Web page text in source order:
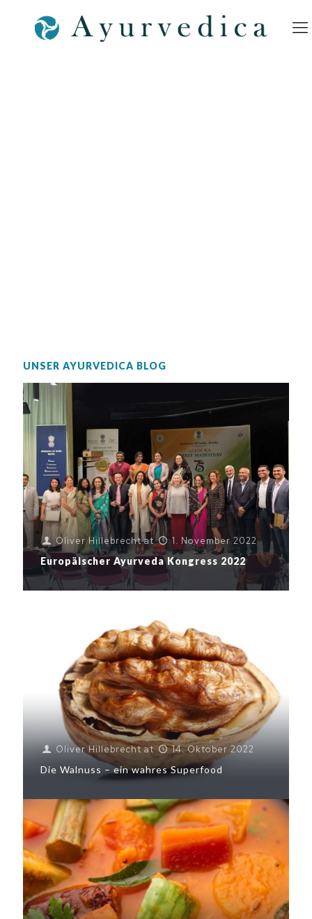
UNSER AYURVEDICA BLOG
Oliver Hillebrecht at
1. November 2022
Europäischer Ayurveda Kongress 2022
Oliver Hillebrecht at
14. Oktober 2022
Die Walnuss – ein wahres Superfood